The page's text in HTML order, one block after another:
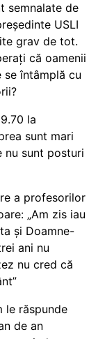
semnalate de
USLI
grav de tot.
că oamenii
se întâmplă cu
la
sunt mari
nu sunt posturi
a profesorilor
„Am zis iau
și Doamne-
ani nu
nu cred că
le răspunde
de an